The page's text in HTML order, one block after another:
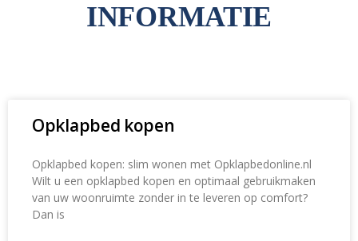
INFORMATIE
Opklapbed kopen
Opklapbed kopen: slim wonen met Opklapbedonline.nl
Wilt u een opklapbed kopen en optimaal gebruikmaken
van uw woonruimte zonder in te leveren op comfort?
Dan is